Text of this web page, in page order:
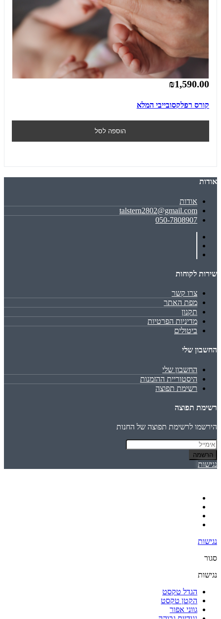
₪1,590.00
קורס רפלקסובייבי המלא
הוספה לסל
אודות
אודות
talstern2802@gmail.com
050-7808907
שירות לקוחות
צרו קשר
מפת האתר
תקנון
מדיניות הפרטיות
ביטולים
החשבון שלי
החשבון שלי
היסטוריית ההזמנות
רשימת תפוצה
רשימת תפוצה
הירשמו לרשימת תפוצה של החנות
הרשמה
נגישות
נגישות
סגור
נגישות
הגדל טקסט
הקטן טקסט
גווני אפור